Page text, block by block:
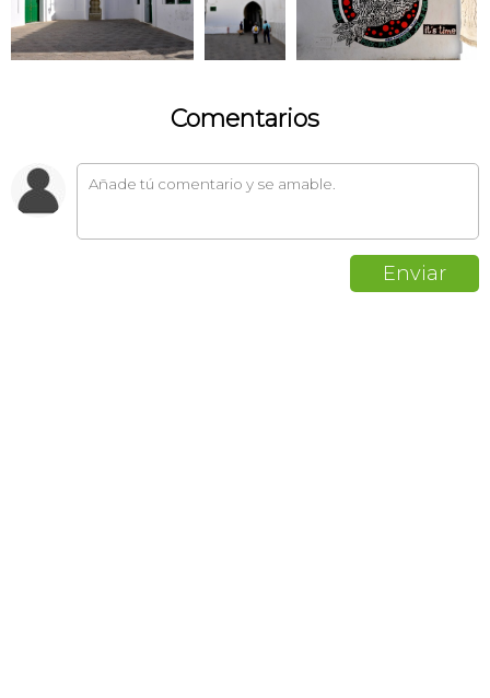
Comentarios